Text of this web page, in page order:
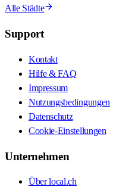
Alle Städte
Support
Kontakt
Hilfe & FAQ
Impressum
Nutzungsbedingungen
Datenschutz
Cookie-Einstellungen
Unternehmen
Über local.ch